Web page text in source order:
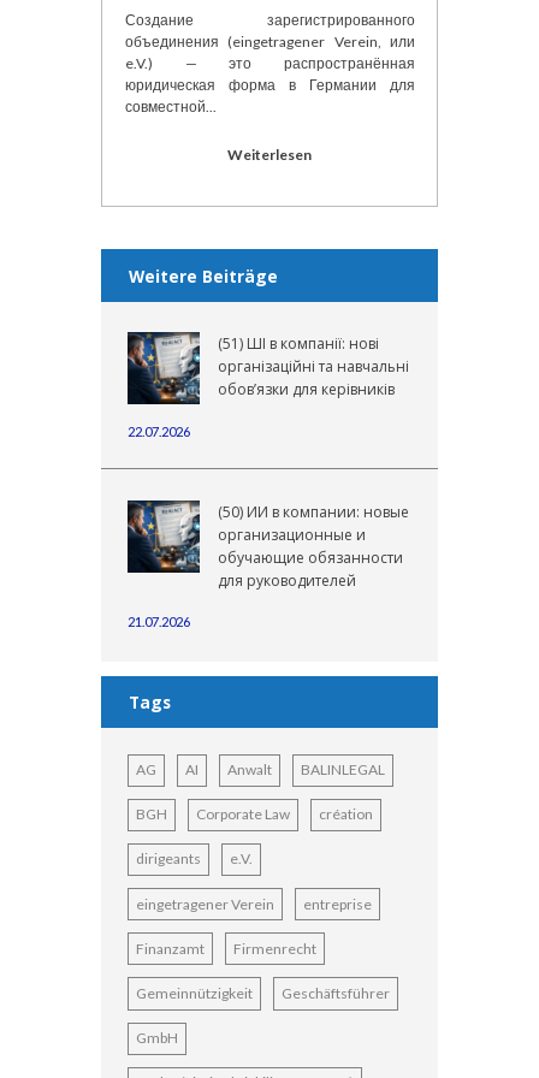
Создание зарегистрированного
объединения (eingetragener Verein, или
e.V.) — это распространённая
юридическая форма в Германии для
совместной...
Weiterlesen
Weitere Beiträge
(51) ШІ в компанії: нові
організаційні та навчальні
обов’язки для керівників
22.07.2026
(50) ИИ в компании: новые
организационные и
обучающие обязанности
для руководителей
21.07.2026
Tags
AG AI Anwalt BALINLEGAL
BGH Corporate Law création
dirigeants e.V.
eingetragener Verein entreprise
Finanzamt Firmenrecht
Gemeinnützigkeit Geschäftsführer
GmbH